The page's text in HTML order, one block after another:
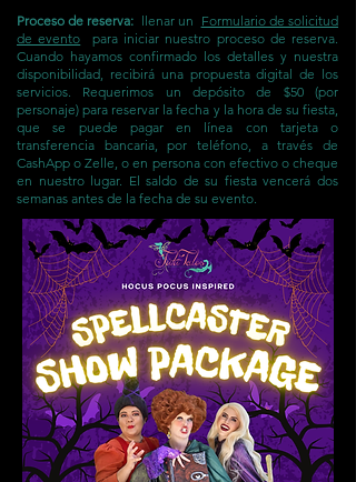
Proceso de reserva: llenar un Formulario de solicitud
de evento
para iniciar nuestro proceso de reserva.
Cuando hayamos confirmado los detalles y nuestra
disponibilidad, recibirá una propuesta digital de los
servicios. Requerimos un depósito de $50 (por
personaje) para reservar la fecha y la hora de su fiesta,
que se puede pagar en línea con tarjeta o
transferencia bancaria, por teléfono, a través de
CashApp o Zelle, o en persona con efectivo o cheque
en nuestro lugar. El saldo de su fiesta vencerá dos
semanas antes de la fecha de su evento.